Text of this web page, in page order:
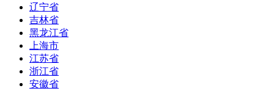
辽宁省
吉林省
黑龙江省
上海市
江苏省
浙江省
安徽省